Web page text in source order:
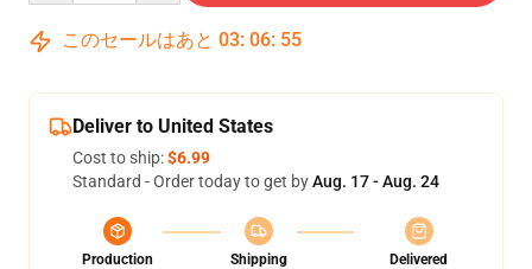
このセールはあと 03: 06: 54
Deliver to United States
Cost to ship:$6.99
Standard - Order today to get byAug. 17 - Aug. 24
Production
Shipping
Delivered